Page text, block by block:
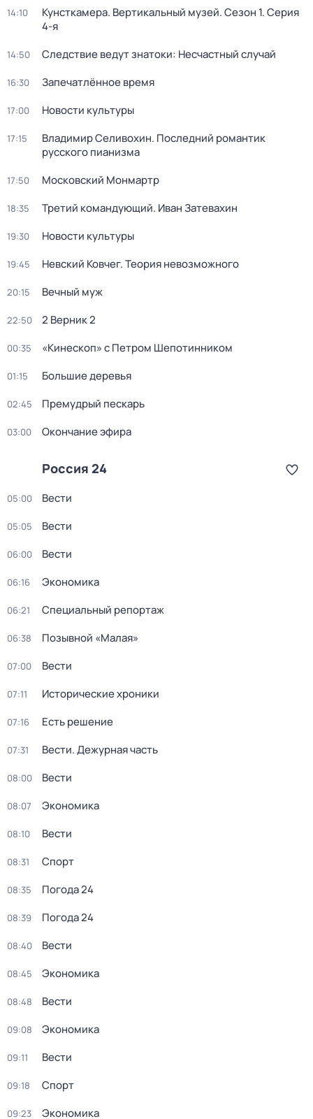
14:10 Кунсткамера. Вертикальный музей. Сезон 1. Серия
4-я
14:50 Следствие ведут знатоки: Несчастный случай
16:30 Запечатлённое время
17:00 Новости культуры
17:15
Владимир Селивохин. Последний романтик
русского пианизма
17:50 Московский Монмартр
18:35 Третий командующий. Иван Затевахин
19:30 Новости культуры
19:45 Невский Ковчег. Теория невозможного
20:15 Вечный муж
22:50 2 Верник 2
00:35 «Кинескоп» с Петром Шепотинником
01:15 Большие деревья
02:45 Премудрый пескарь
03:00 Окончание эфира
Россия 24
05:00 Вести
05:05 Вести
06:00 Вести
06:16 Экономика
06:21 Специальный репортаж
06:38 Позывной «Малая»
07:00 Вести
07:11 Исторические хроники
07:16 Есть решение
07:31 Вести. Дежурная часть
08:00 Вести
08:07 Экономика
08:10 Вести
08:31 Спорт
08:35 Погода 24
08:39 Погода 24
08:40 Вести
08:45 Экономика
08:48 Вести
09:08 Экономика
09:11 Вести
09:18 Спорт
09:23 Экономика